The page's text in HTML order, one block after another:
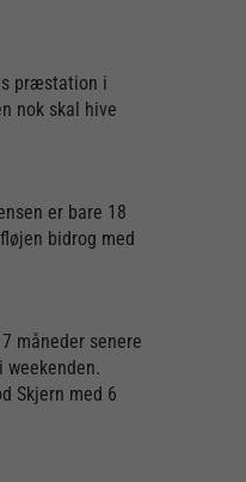
præstation i
nok skal hive
er bare 18
bidrog med
måneder senere
Skjern med 6